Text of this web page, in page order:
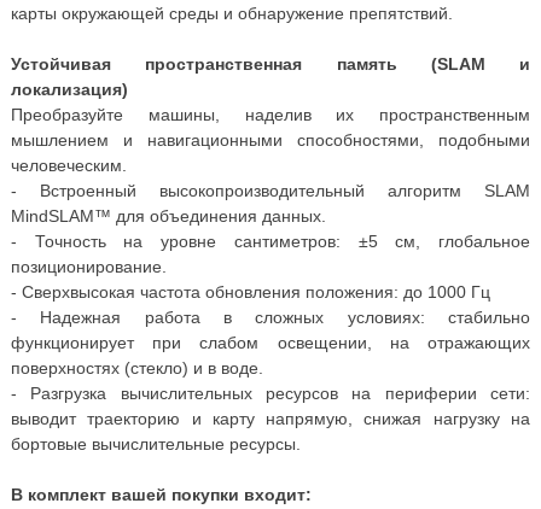
карты окружающей среды и обнаружение препятствий.
Устойчивая пространственная память (SLAM и
локализация)
Преобразуйте машины, наделив их пространственным
мышлением и навигационными способностями, подобными
человеческим.
- Встроенный высокопроизводительный алгоритм SLAM
MindSLAM™ для объединения данных.
- Точность на уровне сантиметров: ±5 см, глобальное
позиционирование.
- Сверхвысокая частота обновления положения: до 1000 Гц
- Надежная работа в сложных условиях: стабильно
функционирует при слабом освещении, на отражающих
поверхностях (стекло) и в воде.
- Разгрузка вычислительных ресурсов на периферии сети:
выводит траекторию и карту напрямую, снижая нагрузку на
бортовые вычислительные ресурсы.
В комплект вашей покупки входит: